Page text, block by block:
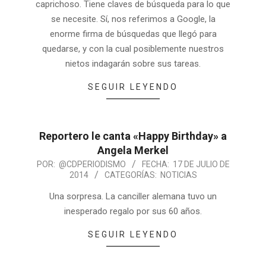
caprichoso. Tiene claves de búsqueda para lo que
se necesite. Sí, nos referimos a Google, la
enorme firma de búsquedas que llegó para
quedarse, y con la cual posiblemente nuestros
nietos indagarán sobre sus tareas.
SEGUIR LEYENDO
Reportero le canta «Happy Birthday» a
Angela Merkel
POR: @CDPERIODISMO FECHA: 17 DE JULIO DE
2014
CATEGORÍAS: NOTICIAS
Una sorpresa. La canciller alemana tuvo un
inesperado regalo por sus 60 años.
SEGUIR LEYENDO